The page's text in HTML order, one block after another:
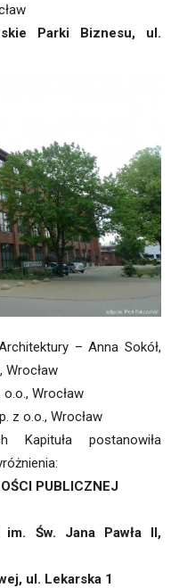
Parki Biznesu, ul.
– Anna Sokół,
Wrocław
Wrocław
z o.o., Wrocław
Kapituła postanowiła
PUBLICZNEJ
im. Św. Jana Pawła II,
ul. Lekarska 1